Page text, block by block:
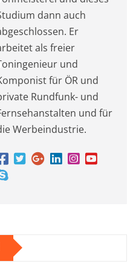
dann auch
Er
als freier
und
für ÖR und
Rundfunk- und
und für
Werbeindustrie.